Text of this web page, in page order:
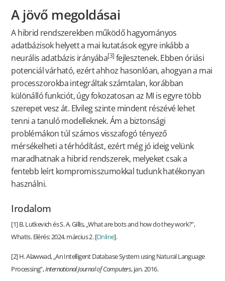
A jövő megoldásai
A hibrid rendszerekben működő hagyományos
adatbázisok helyett a mai kutatások egyre inkább a
neurális adatbázis irányába[3] fejlesztenek. Ebben óriási
potenciál várható, ezért ahhoz hasonlóan, ahogyan a mai
processzorokba integráltak számtalan, korábban
különálló funkciót, úgy fokozatosan az MI is egyre több
szerepet vesz át. Elvileg szinte mindent részévé lehet
tenni a tanuló modelleknek. Ám a biztonsági
problémákon túl számos visszafogó tényező
mérsékelheti a térhódítást, ezért még jó ideig velünk
maradhatnak a hibrid rendszerek, melyeket csak a
fentebb leírt kompromisszumokkal tudunk hatékonyan
használni.
Irodalom
[1] B. Lutkevich és S. A. Gillis, „What are bots and how do they work?”,
WhatIs. Elérés: 2024. március 2. [Online].
[2] H. Alawwad, „An Intelligent Database System using Natural Language
Processing”,International Journal of Computers, jan. 2016.